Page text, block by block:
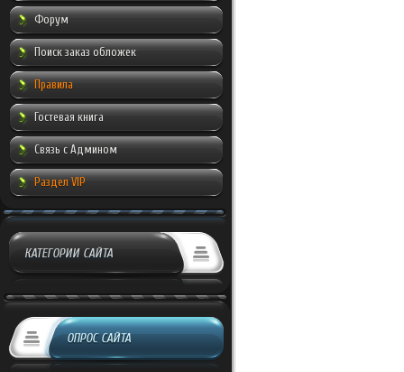
Форум
Поиск заказ обложек
Правила
Гостевая книга
Связь с Админом
Раздел VIP
КАТЕГОРИИ САЙТА
ОПРОС САЙТА